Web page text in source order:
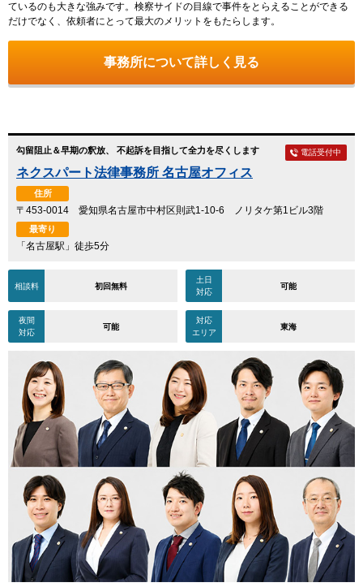
ているのも大きな強みです。検察サイドの目線で事件をとらえることができる
だけでなく、依頼者にとって最大のメリットをもたらします。
事務所について詳しく見る
勾留阻止＆早期の釈放、 不起訴を目指して全力を尽くします
ネクスパート法律事務所 名古屋オフィス
住所
〒453-0014 愛知県名古屋市中村区則武1-10-6 ノリタケ第1ビル3階
最寄り
「名古屋駅」徒歩5分
電話受付中
相談料 初回無料
土日
対応
可能
夜間
対応
可能
対応
エリア
東海